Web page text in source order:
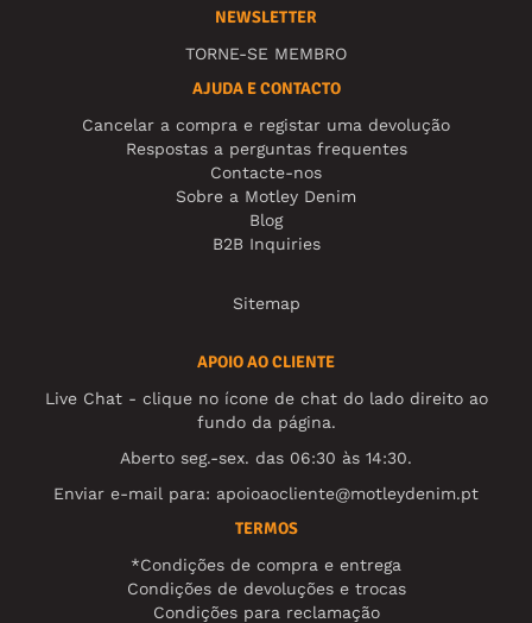
NEWSLETTER
TORNE-SE MEMBRO
AJUDA E CONTACTO
Cancelar a compra e registar uma devolução
Respostas a perguntas frequentes
Contacte-nos
Sobre a Motley Denim
Blog
B2B Inquiries
Sitemap
APOIO AO CLIENTE
Live Chat - clique no ícone de chat do lado direito ao
fundo da página.
Aberto seg.-sex. das 06:30 às 14:30.
Enviar e-mail para: apoioaocliente@motleydenim.pt
TERMOS
*Condições de compra e entrega
Condições de devoluções e trocas
Condições para reclamação